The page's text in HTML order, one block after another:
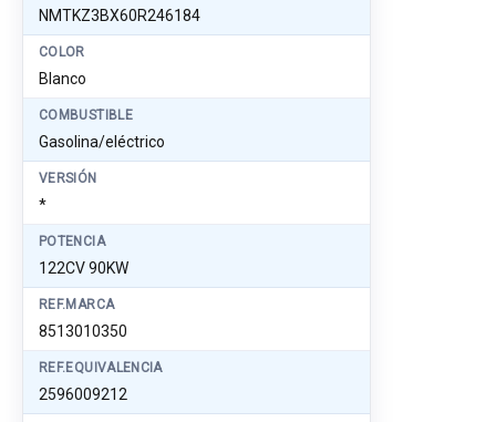
NMTKZ3BX60R246184
COLOR
Blanco
COMBUSTIBLE
Gasolina/eléctrico
VERSIÓN
*
POTENCIA
122CV 90KW
REF.MARCA
8513010350
REF.EQUIVALENCIA
2596009212